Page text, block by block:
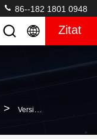
86--182 1801 0948
Zitat
> Versions-Goldschatz-Multi-Spiel-Touch Screen POG 510 Videozwei-Wilde Spielautomaten T340 Verschalt 510 580 595